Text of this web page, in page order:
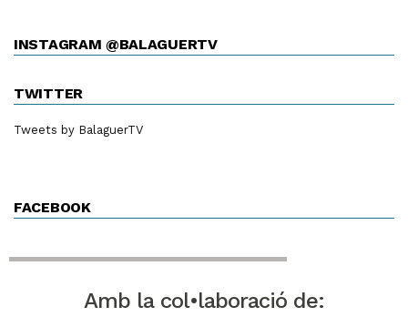
INSTAGRAM @BALAGUERTV
TWITTER
Tweets by BalaguerTV
FACEBOOK
Amb la col•laboració de: